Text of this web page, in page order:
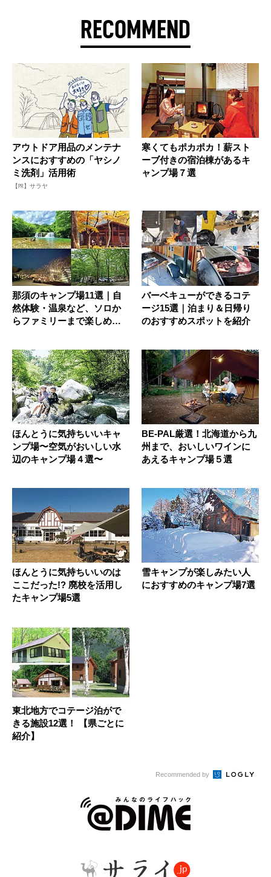
RECOMMEND
アウトドア用品のメンテナ
ンスにおすすめの「ヤシノ
ミ洗剤」活用術
【PR】サラヤ
寒くてもポカポカ！薪スト
ーブ付きの宿泊棟があるキ
ャンプ場７選
那須のキャンプ場11選｜自
然体験・温泉など、ソロか
らファミリーまで楽しめる
バーベキューができるコテ
ージ15選｜泊まり＆日帰り
のおすすめスポットを紹介
ほんとうに気持ちいいキャ
ンプ場〜空気がおいしい水
辺のキャンプ場４選〜
BE-PAL厳選！北海道から九
州まで、おいしいワインに
あえるキャンプ場５選
ほんとうに気持ちいいのは
ここだった!? 廃校を活用し
たキャンプ場5選
雪キャンプが楽しみたい人
におすすめのキャンプ場7選
東北地方でコテージ泊がで
きる施設12選！ 【県ごとに
紹介】
Recommended by